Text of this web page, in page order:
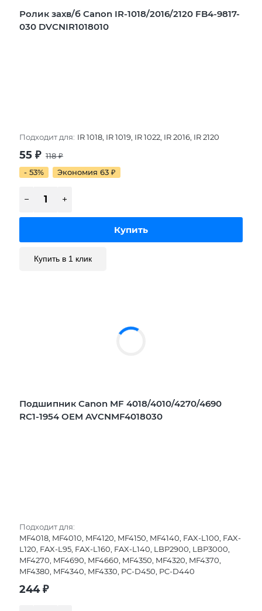
Ролик захв/б Canon IR-1018/2016/2120 FB4-9817-
030 DVCNIR1018010
Подходит для: IR 1018, IR 1019, IR 1022, IR 2016, IR 2120
55 ₽ 118₽
- 53%
Экономия 63 ₽
Купить в 1 клик
Подшипник Canon MF 4018/4010/4270/4690
RC1-1954 OEM AVCNMF4018030
Подходит для:
MF4018, MF4010, MF4120, MF4150, MF4140, FAX-L100, FAX-
L120, FAX-L95, FAX-L160, FAX-L140, LBP2900, LBP3000,
MF4270, MF4690, MF4660, MF4350, MF4320, MF4370,
MF4380, MF4340, MF4330, PC-D450, PC-D440
244₽